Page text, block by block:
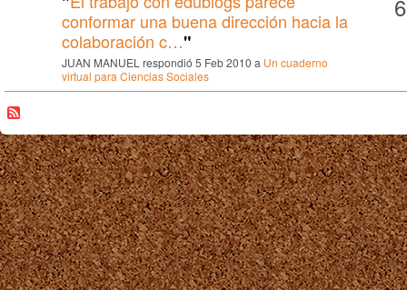
conformar una buena dirección hacia la
colaboración c…"
JUAN MANUEL respondió 5 Feb 2010 a Un cuaderno
virtual para Ciencias Sociales
6